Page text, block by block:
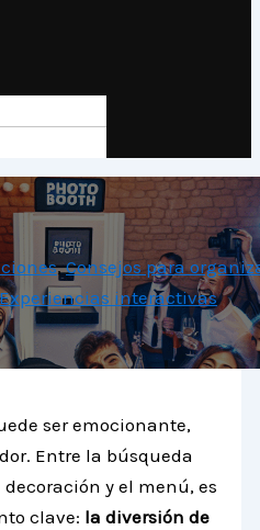
,Consejos para
Experiencias interactivas
ser emocionante,
Entre la búsqueda
y el menú, es
clave: la diversión de